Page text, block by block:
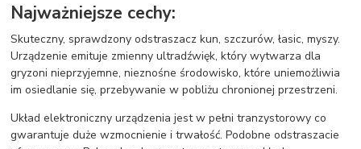
Najważniejsze cechy:
Skuteczny, sprawdzony odstraszacz kun, szczurów, łasic, myszy.
Urządzenie emituje zmienny ultradźwięk, który wytwarza dla
gryzoni nieprzyjemne, nieznośne środowisko, które uniemożliwia
im osiedlanie się, przebywanie w pobliżu chronionej przestrzeni.
Układ elektroniczny urządzenia jest w pełni tranzystorowy co
gwarantuje duże wzmocnienie i trwałość. Podobne odstraszacie